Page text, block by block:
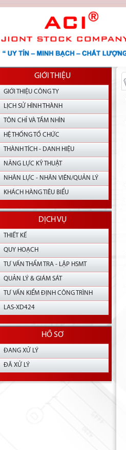
GIỚI THIỆU
GIỚI THIỆU CÔNG TY
LỊCH SỬ HÌNH THÀNH
TÔN CHỈ VÀ TẦM NHÌN
HỆ THỐNG TỔ CHỨC
THÀNH TÍCH - DANH HIỆU
NĂNG LỰC KỸ THUẬT
NHÂN LỰC - NHÂN VIÊN/QUẢN LÝ
KHÁCH HÀNG TIÊU BIỂU
DỊCH VỤ
THIẾT KẾ
QUY HOẠCH
TƯ VẤN THẨM TRA - LẬP HSMT
QUẢN LÝ & GIÁM SÁT
TƯ VẤN KIỂM ĐỊNH CÔNG TRÌNH
LAS-XD424
HỒ SƠ
ĐANG XỬ LÝ
ĐÃ XỬ LÝ